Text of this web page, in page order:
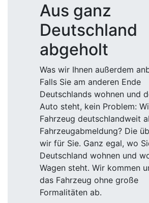
Aus ganz
Deutschland
abgeholt
Was wir Ihnen außerdem
Falls Sie am anderen Ende
Deutschlands wohnen und
Auto steht, kein Problem:
Fahrzeug deutschlandweit
Fahrzeugabmeldung? Die
wir für Sie. Ganz egal, wo
Deutschland wohnen und
Wagen steht. Wir kommen
das Fahrzeug ohne große
Formalitäten ab.